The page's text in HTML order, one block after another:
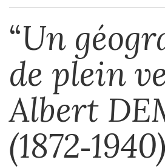
“Un
de plein
Albert
(1872‑1940)